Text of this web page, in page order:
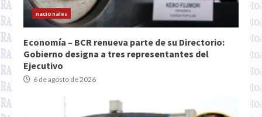
nacionales
Economía – BCR renueva parte de su Directorio:
Gobierno designa a tres representantes del
Ejecutivo
6 de agosto de 2026